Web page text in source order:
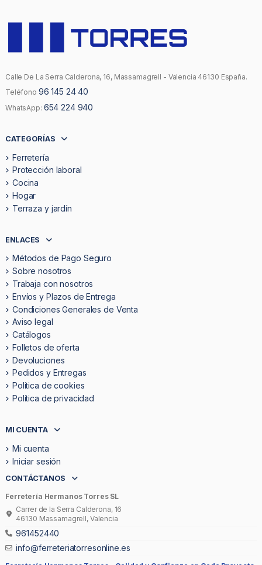
Calle De La Serra Calderona, 16, Massamagrell - Valencia 46130 España.
Teléfono 96 145 24 40
WhatsApp: 654 224 940
CATEGORÍAS
Ferretería
Protección laboral
Cocina
Hogar
Terraza y jardín
ENLACES
Métodos de Pago Seguro
Sobre nosotros
Trabaja con nosotros
Envíos y Plazos de Entrega
Condiciones Generales de Venta
Aviso legal
Catálogos
Folletos de oferta
Devoluciones
Pedidos y Entregas
Politica de cookies
Política de privacidad
MI CUENTA
Mi cuenta
Iniciar sesión
CONTÁCTANOS
Ferretería Hermanos Torres SL
Carrer de la Serra Calderona, 16
46130 Massamagrell, Valencia
961452440
info@ferreteriatorresonline.es